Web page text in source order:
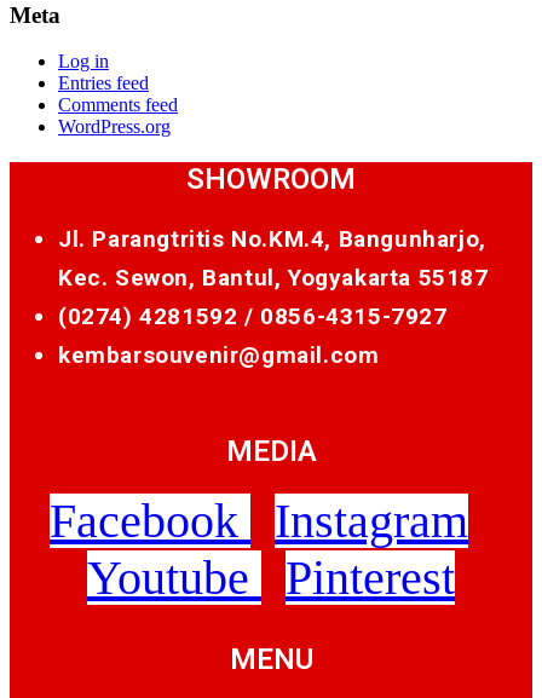
Meta
Log in
Entries feed
Comments feed
WordPress.org
SHOWROOM
Jl. Parangtritis No.KM.4, Bangunharjo,
Kec. Sewon, Bantul, Yogyakarta 55187
(0274) 4281592 / 0856-4315-7927
kembarsouvenir@gmail.com
MEDIA
Facebook
Instagram
Youtube
Pinterest
MENU